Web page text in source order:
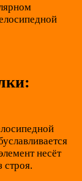
несёт
строя.